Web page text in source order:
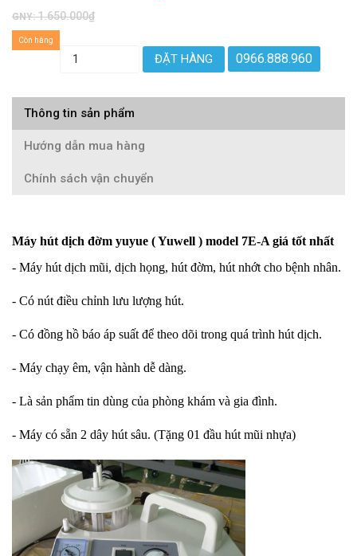
GNY:1.650.000₫
Còn hàng
ĐẶT HÀNG 0966.888.960
Thông tin sản phẩm
Hướng dẫn mua hàng
Chính sách vận chuyển
Máy hút dịch đờm yuyue ( Yuwell ) model 7E-A giá tốt nhất
- Máy hút dịch mũi, dịch họng, hút đờm, hút nhớt cho bệnh nhân.
- Có nút điều chỉnh lưu lượng hút.
- Có đồng hồ báo áp suất để theo dõi trong quá trình hút dịch.
- Máy chạy êm, vận hành dễ dàng.
- Là sản phẩm tin dùng của phòng khám và gia đình.
- Máy có sẵn 2 dây hút sâu. (Tặng 01 đầu hút mũi nhựa)